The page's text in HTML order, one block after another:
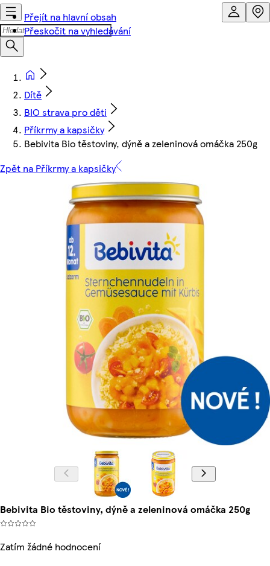
Přejít na hlavní obsah
Přeskočit na vyhledávání
Dítě
BIO strava pro děti
Příkrmy a kapsičky
Bebivita Bio těstoviny, dýně a zeleninová omáčka 250g
Zpět na Příkrmy a kapsičky
Bebivita Bio těstoviny, dýně a zeleninová omáčka 250g
Zatím žádné hodnocení